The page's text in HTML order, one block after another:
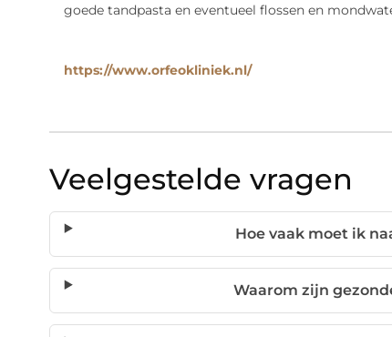
goede tandpasta en eventueel flossen en
https://www.orfeokliniek.nl/
Veelgestelde vragen
Hoe vaak moet ik
Waarom zijn